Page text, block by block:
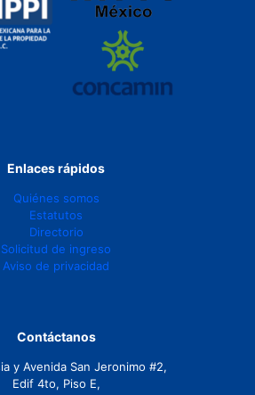
Enlaces rápidos
Quiénes somos
Estatutos
Directorio
Solicitud de ingreso
Aviso de privacidad
Contáctanos
y Avenida San Jeronimo #2,
Edif 4to, Piso E,